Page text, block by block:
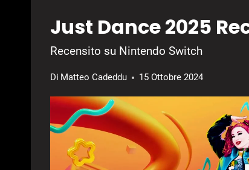
Just Dance 2025
Recensito su Nintendo Switch
Di Matteo Cadeddu 15 Ottobre 2024